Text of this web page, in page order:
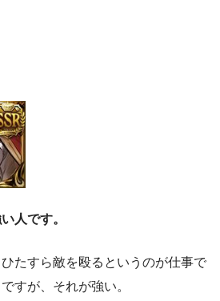
人です。
たすら敵を殴るというのが仕事で
すが、それが強い。